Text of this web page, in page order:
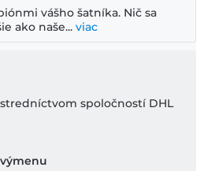
vášho šatníka. Nič sa
ako naše... viac
spoločností DHL